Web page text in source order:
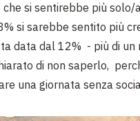
si sentirebbe più solo/
si sarebbe sentito più
data dal 12% - più di un
di non saperlo,
una giornata senza